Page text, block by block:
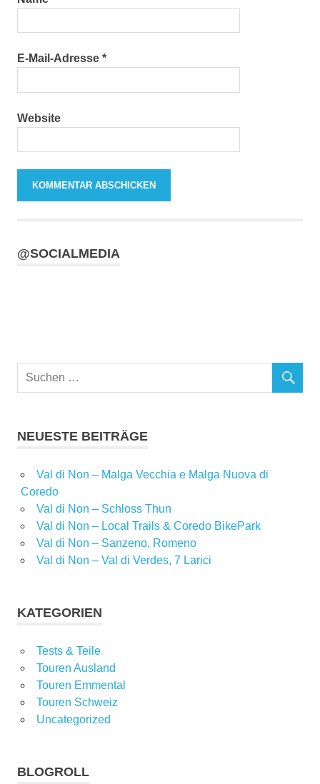
E-Mail-Adresse *
Website
@SOCIALMEDIA
NEUESTE BEITRÄGE
Val di Non – Malga Vecchia e Malga Nuova di
Coredo
Val di Non – Schloss Thun
Val di Non – Local Trails & Coredo BikePark
Val di Non – Sanzeno, Romeno
Val di Non – Val di Verdes, 7 Larici
KATEGORIEN
Tests & Teile
Touren Ausland
Touren Emmental
Touren Schweiz
Uncategorized
BLOGROLL